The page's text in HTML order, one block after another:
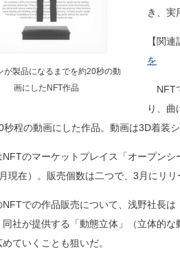
が製品になるまでを約20秒の動
画にしたNFT作品
き、実
【関連
を
NFT
り、曲
秒程の動画にした作品。動画は3D着装
のマーケットプレイス「オープンシ
現在）。販売個数は二つで、3月にリリ
での作品販売について、浅野社長は
同社が提供する「動態立体」（立体的
ていくことも狙いだ。